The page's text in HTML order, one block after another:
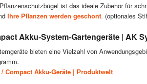
ist das ideale Zubehör für
Ihre Pflanzen werden geschont. (optionales
Akku-System-Gartengeräte | AK
bieten eine Vielzahl von
Compact Akku-Geräte | Produktwelt